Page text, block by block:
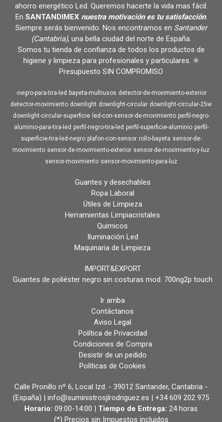
ahorro energético Led. Queremos hacerte la vida mas fácil.
En SANTANDIMEX nuestra motivación es tu satisfacción.
Siempre serás bienvenido. Nos encontramos en Santander
(Cantabria), una bella ciudad del norte de España.
Somos tu tienda de confianza de todos los productos de
higiene y limpieza para profesionales y particulares. ✳️
Presupuesto SIN COMPROMISO
-negro-para-tira-led bayeta-multiusos detector-de-movimiento-exterior
detector-movimiento downlight downlight-circular downlight-circular-25w
downlight-circular-superficie
led-con-sensor-de-movimiento perfil-negro-
aluminio-para-tira-led perfil-negro-tira-led perfil-superficie-aluminio perfil-
superficie-tira-led-negro plafon-con-sensor rollo-bayeta sensor-de-
movimiento sensor-de-movimiento-exterior sensor-de-movimiento-y-luz
sensor-movimiento sensor-movimiento-para-luz
Guantes y desechables
Ropa Laboral
Útiles de Limpieza
Herramientas Limpiacristales
Quimicos
Iluminación Led
Maquinaria de Limpieza
IMPORT&EXPORT
Guantes de poliéster negro sin costuras mod. 700ng2p touch
Ir arriba
Contáctanos
Aviso Legal
Política de Privacidad
Condiciones de Compra
Desistir de un pedido
Políticas de Cookies
Calle Pronillo nº 6, Local Izd. - 39012 Santander, Cantabria -
(España) | info@suministrosjlrodriguez.es | +34 609 202 975
Horario: 09:00-14:00 | Tiempo de Entrega: 24 horas
(*) Precios sin Impuestos incluidos